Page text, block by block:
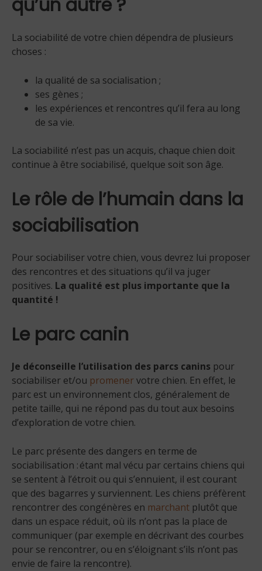
qu’un autre ?
La sociabilité de votre chien dépendra de plusieurs
choses :
la qualité de sa socialisation ;
ses gènes ;
les expériences et rencontres qu’il fera au long
de sa vie.
La sociabilité n’est pas un acquis, chaque chien doit
continue à être sociabilisé, quelque soit son âge.
Le rôle de l’humain dans la
sociabilisation
Pour sociabiliser votre chien, vous devrez lui proposer
des rencontres et des situations qu’il va juger
positives. La qualité est plus importante que la
quantité !
Le parc canin
Je déconseille l’utilisation des parcs canins pour
sociabiliser et/ou promenervotre chien. En effet, le
parc est un environnement clos, généralement de
petite taille, qui ne répond pas du tout aux besoins
d’exploration de votre chien.
Le parc présente des dangers en terme de
sociabilisation : étant mal vécu par certains chiens qui
se sentent à l’étroit ou qui s’ennuient, il est courant
que des bagarres y surviennent. Les chiens préfèrent
rencontrer des congénères en marchant plutôt que
dans un espace réduit, où ils n’ont pas la place de
communiquer (par exemple en décrivant des courbes
pour se rencontrer, ou en s’éloignant s’ils n’ont pas
envie de faire la rencontre).